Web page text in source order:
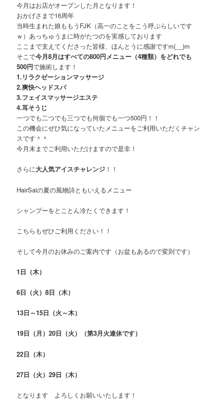
今月はお店がオープンした月となります！
おかげさまで16周年
当時生まれた娘ももうFJK（高一のことをこう呼ぶらしいです
ｗ）あっちゅうまに時がたつのを実感しております
ここまで支えてくださった皆様、ほんとうに感謝ですm(__)m
そこで今月8月はすべての800円メニュー（4種類）をどれでも
500円で施術します！
1.リラクゼーションマッサージ
2.爽快ヘッドスパ
3.フェイスマッサージエステ
4.耳そうじ
一つでも二つでも三つでも何個でも一つ500円！！
この機会にぜひ気になっていたメニューをご利用いただくチャン
スです＾＾
今月末までご利用いただけますので是非！
さらに大人気アイスチャレンジ ！！
HairSaiの夏の風物詩ともいえるメニュー
シャンプーをとことん冷たくできます！
こちらもぜひご利用ください！！
そして今月のお休みのご案内です（お盆もあるので変則です）
1日（木）
6日（火）8日（木）
13日～15日（火～木）
19日（月）20日（火）（第3月火連休です）
22日（木）
27日（火）29日（木）
となります よろしくお願いいたします！